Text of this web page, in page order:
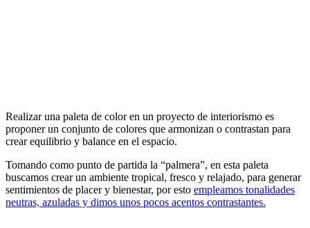
Realizar una paleta de color en un proyecto de interiorismo es
proponer un conjunto de colores que armonizan o contrastan para
crear equilibrio y balance en el espacio.
Tomando como punto de partida la “palmera”, en esta paleta
buscamos crear un ambiente tropical, fresco y relajado, para generar
sentimientos de placer y bienestar, por esto empleamos tonalidades
neutras, azuladas y dimos unos pocos acentos contrastantes.